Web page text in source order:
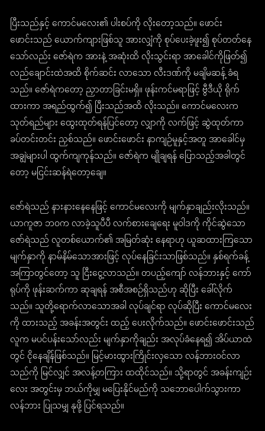
ပြီးသည်နှင့် ကောင်မလေး၏ ပါးစပ်ကို လိုးတော့သည်။ ဖောင်း
ဖောင်းသည် ယောက်ကျားဖြစ်သူ အားလျှံကို စုပ်ပေးခဲ့ဖူး၍ စုပ်တတ်နေ
သော်လည်း ဇော်ရဲက အားနဲ့ အဆုံးထိ လိုးသွင်းရာ အာခေါင်ကိုဖြတ်၍
လည်ချောင်းထဲအထိ စိုက်ဆင်း လာသော လီးဒဏ်ကို မချိမဆန့် ခံရ
သည်။ ဇော်ရဲကတော့ ညှာတာခြင်းမရှိ။ ဖုန်းကင်မရာဖြင့် ဗွီဒီယို ရိုက်
ထားကာ အရည်ထွက်၍ ပြီးသည်အထိ လိုးသည်။ ကောင်မလေးက
သုတ်ရည်များ ထွေးထုတ်ရန်ပြင်တော့ လျှာကို လက်ဖြင့် ဆွဲထုတ်ကာ
ခပ်တင်းတင်း ညှစ်သည်။ ဖောင်းဖောင်း နာကျဉ်မူနှင့်အတူ အာခေါင်မှ
အချွဲများပါ ထွက်ကျကုန်သည်။ ဇော်ရဲက မျိုချရန် ပြောသည့်အခါတွင်
တော့ မငြင်းဆန်ရဲတော့ချေ။
ဇော်ရဲသည် နားနားနေနေဖြင့် ကောင်မလေးကို မျက်နှာချည်းလိုးသည်။
ယာကူဇာ ဘဝက လာခဲ့သူပီပီ လက်စားချေရေး မူဝါဒကို ကိုင်ဆွဲသော
ဇော်ရဲသည် လူတစ်ယောက်၏ အမြတ်ဆုံး နေရာဟု ယူဆထားကြသော
မျက်နှာကို နာမ်နိမ်သောအားဖြင့် လုပ်နေခြင်းသာဖြစ်သည်။ နှစ်ရက်ခန့်
အကြာတွင်တော့ သူ ငြီးငွေ့လာသည်။ တပည့်ကျော် လန်ဘားနှင့် ကော်
ရုပ်ကို ဖုန်းဆက်ကာ ဆုချရန် အစီအစဉ်ရှိသည်ဟု ဆိုပြီး ခေါ်လိုက်
သည်။ သူတို့ရောက်လာသောအခါ လုပ်ချင်ရာ လုပ်ဆိုပြီး ကောင်မလေး
ကို ထားသည့် အခန်းအတွင်း ထည့် ပေးလိုက်သည်။ ဖောင်းဖောင်းသည်
လူက မပင်ပန်းသော်လည်း မျက်နှာကိုချည်း အလုပ်ခံနေရ၍ အိပ်ယာထဲ
တွင် ငိုနေချိန်ဖြစ်သည်။ မြင့်မားထွားကြိုင်းလှသော လန်ဘားဝင်လာ
သည်ကို မြင်လျှင် အလန့်တကြား ထထိုင်သည်။ သို့ရာတွင် အခန်းကျဉ်း
လေး အတွင်းမှ ဘယ်ကိုမျှ မပြေးနိုင်မည်ကို သဘောပေါက်သွားကာ
လန်ဘား ပြုသမျှ နုဖို့ ပြင်ရသည်။